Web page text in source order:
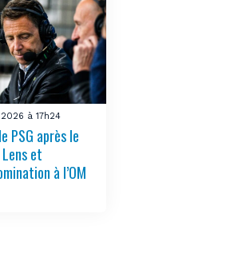
à 17h24
PSG après le
et
à l’OM